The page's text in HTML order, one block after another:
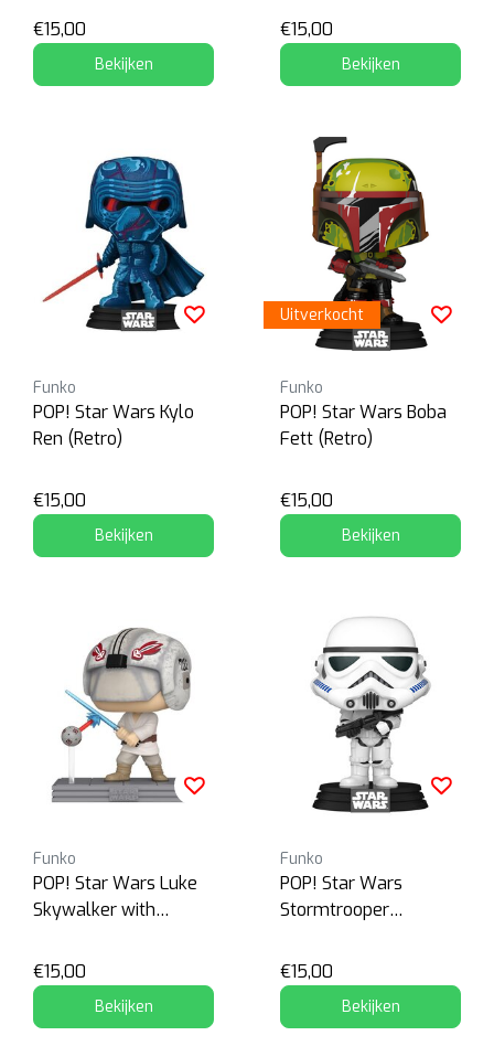
€15,00
Bekijken
€15,00
Bekijken
Funko
POP! Star Wars Kylo
Ren (Retro)
€15,00
Bekijken
Uitverkocht
Funko
POP! Star Wars Boba
Fett (Retro)
€15,00
Bekijken
Funko
POP! Star Wars Luke
Skywalker with
€15,00
Bekijken
Funko
POP! Star Wars
Stormtrooper
€15,00
Bekijken